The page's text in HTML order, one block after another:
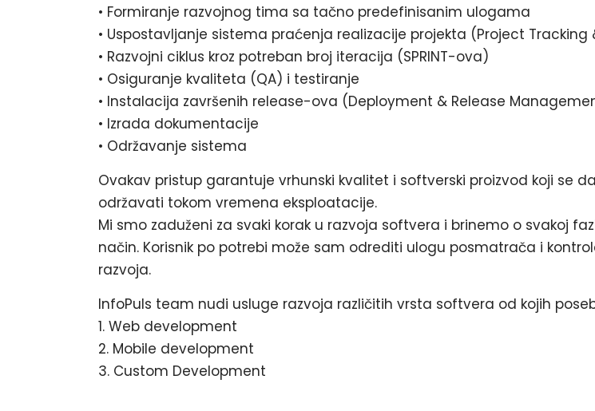
• Formiranje razvojnog tima sa tačno predefinisanim ulogama
• Uspostavljanje sistema praćenja realizacije projekta (Project
• Razvojni ciklus kroz potreban broj iteracija (SPRINT-ova)
• Osiguranje kvaliteta (QA) i testiranje
• Instalacija završenih release-ova (Deployment & Release
• Izrada dokumentacije
• Održavanje sistema
Ovakav pristup garantuje vrhunski kvalitet i softverski proizvod koji se
održavati tokom vremena eksploatacije.
Mi smo zaduženi za svaki korak u razvoja softvera i brinemo o svakoj
način. Korisnik po potrebi može sam odrediti ulogu posmatrača i
razvoja.
InfoPuls team nudi usluge razvoja različitih vrsta softvera od kojih
1. Web development
2. Mobile development
3. Custom Development